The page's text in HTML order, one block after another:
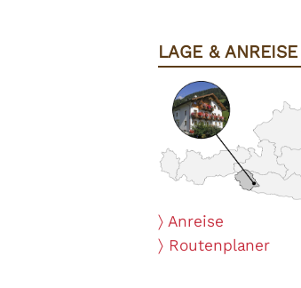
LAGE & ANREISE
〉 Anreise
〉 Routenplaner